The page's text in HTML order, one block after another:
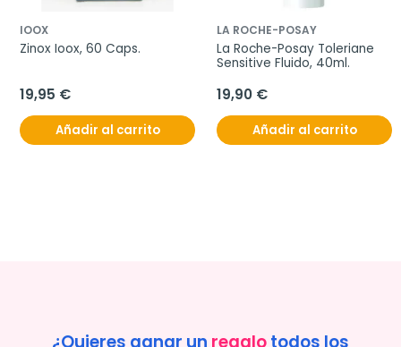
IOOX
Zinox Ioox, 60 Caps.
19,95 €
Añadir al carrito
LA ROCHE-POSAY
La Roche-Posay Toleriane
Sensitive Fluido, 40ml.
19,90 €
Añadir al carrito